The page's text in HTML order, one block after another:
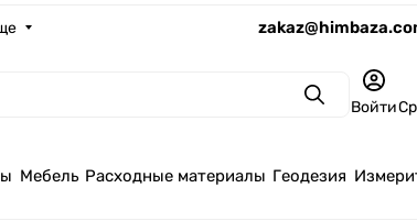
ПоискВойти
Мебель Расходные материалы Геодезия